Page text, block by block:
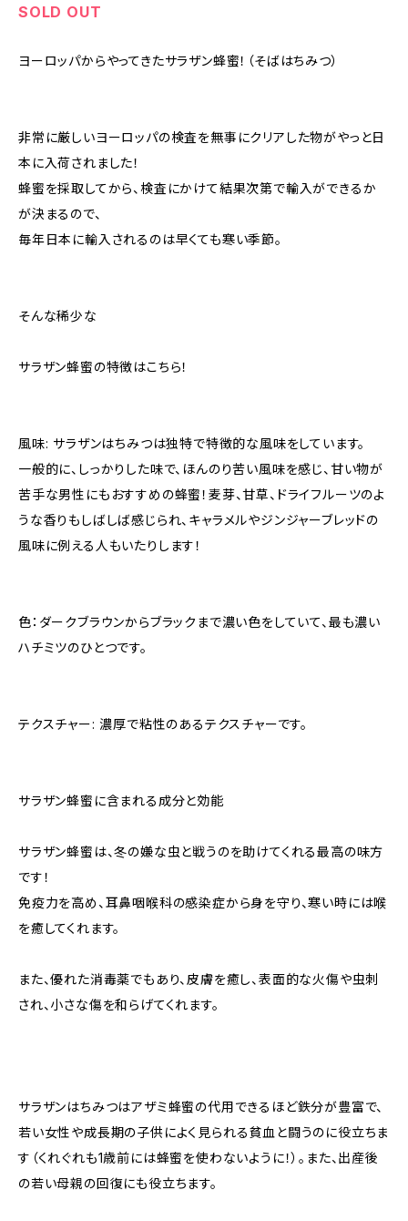
SOLD OUT
ヨーロッパからやってきたサラザン蜂蜜！（そばはちみつ）
非常に厳しいヨーロッパの検査を無事にクリアした物がやっと日
本に入荷されました！
蜂蜜を採取してから、検査にかけて結果次第で輸入ができるか
が決まるので、
毎年日本に輸入されるのは早くても寒い季節。
そんな稀少な
サラザン蜂蜜の特徴はこちら！
風味: サラザンはちみつは独特で特徴的な風味をしています。
一般的に、しっかりした味で、ほんのり苦い風味を感じ、甘い物が
苦手な男性にもおすすめの蜂蜜！麦芽、甘草、ドライフルーツのよ
うな香りもしばしば感じられ、キャラメルやジンジャーブレッドの
風味に例える人もいたりします！
色：ダークブラウンからブラックまで濃い色をしていて、最も濃い
ハチミツのひとつです。
テクスチャー: 濃厚で粘性のあるテクスチャーです。
サラザン蜂蜜に含まれる成分と効能
サラザン蜂蜜は、冬の嫌な虫と戦うのを助けてくれる最高の味方
です！
免疫力を高め、耳鼻咽喉科の感染症から身を守り、寒い時には喉
を癒してくれます。
また、優れた消毒薬でもあり、皮膚を癒し、表面的な火傷や虫刺
され、小さな傷を和らげてくれます。
サラザンはちみつはアザミ蜂蜜の代用できるほど鉄分が豊富で、
若い女性や成長期の子供によく見られる貧血と闘うのに役立ちま
す（くれぐれも1歳前には蜂蜜を使わないように！）。また、出産後
の若い母親の回復にも役立ちます。